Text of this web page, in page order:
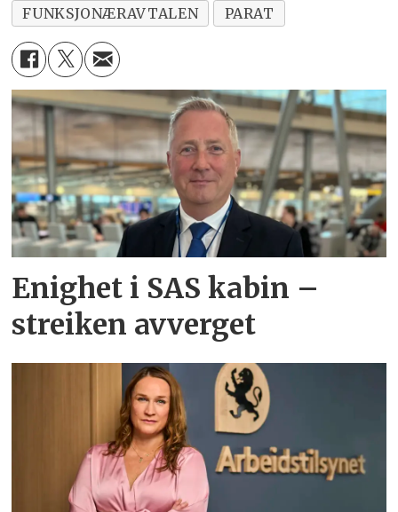
FUNKSJONÆRAVTALEN
PARAT
Enighet i SAS kabin –
streiken avverget